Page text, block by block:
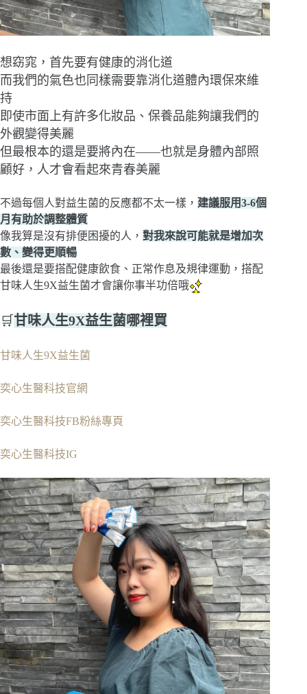
想窈窕，首先要有健康的消化道
而我們的氣色也同樣需要靠消化道體內環保來維
持
即使市面上有許多化妝品、保養品能夠讓我們的
外觀變得美麗
但最根本的還是要將內在——也就是身體內部照
顧好，人才會看起來青春美麗
不過每個人對益生菌的反應都不太一樣， 建議服用3-6個
月有助於調整體質
像我算是沒有排便困擾的人， 對我來說可能就是增加次
數、變得更順暢
最後還是要搭配健康飲食、正常作息及規律運動，搭配
甘味人生9X益生菌才會讓你事半功倍哦
🛒甘味人生9X益生菌哪裡買
甘味人生9X益生菌
奕心生醫科技官網
奕心生醫科技FB粉絲專頁
奕心生醫科技IG